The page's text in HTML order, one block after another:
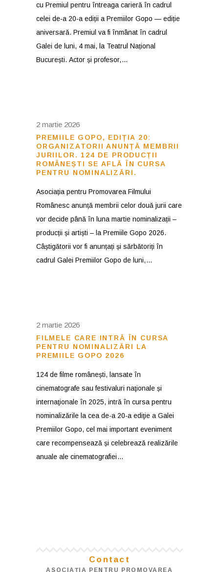
cu Premiul pentru întreaga carieră în cadrul
celei de-a 20-a ediții a Premiilor Gopo — ediție
aniversară. Premiul va fi înmânat în cadrul
Galei de luni, 4 mai, la Teatrul Național
București. Actor și profesor,
2 martie 2026
PREMIILE GOPO, EDIȚIA 20:
ORGANIZATORII ANUNȚĂ MEMBRII
JURIILOR. 124 DE PRODUCȚII
ROMÂNEȘTI SE AFLĂ ÎN CURSA
PENTRU NOMINALIZĂRI.
Asociația pentru Promovarea Filmului
Românesc anunță membrii celor două jurii care
vor decide până în luna martie nominalizații –
producții și artiști – la Premiile Gopo 2026.
Câștigătorii vor fi anunțați și sărbătoriți în
cadrul Galei Premiilor Gopo de luni,
2 martie 2026
FILMELE CARE INTRĂ ÎN CURSA
PENTRU NOMINALIZĂRI LA
PREMIILE GOPO 2026
124 de filme românești, lansate în
cinematografe sau festivaluri naţionale și
internaţionale în 2025, intră în cursa pentru
nominalizările la cea de-a 20-a ediţie a Galei
Premiilor Gopo, cel mai important eveniment
care recompensează și celebrează realizările
anuale ale cinematografiei
Contact
ASOCIAŢIA PENTRU PROMOVAREA